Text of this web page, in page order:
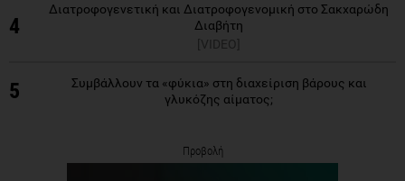
4
Διατροφογενετική και Διατροφογενομική στο Σακχαρώδη
Διαβήτη
[VIDEO]
5
Συμβάλλουν τα «φύκια» στη διαχείριση βάρους και
γλυκόζης αίματος;
Προβολή